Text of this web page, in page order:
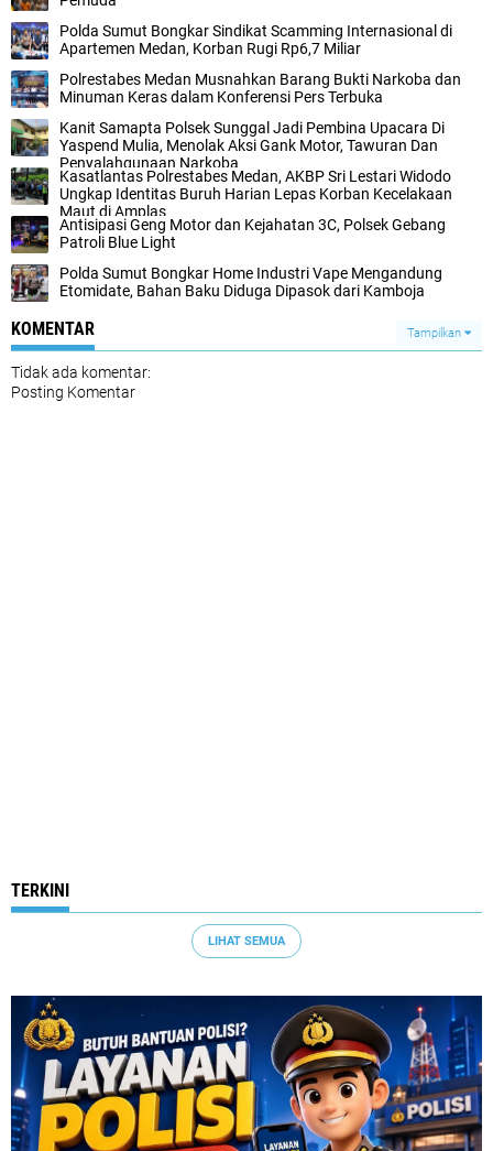
Polda Sumut Bongkar Sindikat Scamming Internasional di
Apartemen Medan, Korban Rugi Rp6,7 Miliar
Polrestabes Medan Musnahkan Barang Bukti Narkoba dan
Minuman Keras dalam Konferensi Pers Terbuka
Kanit Samapta Polsek Sunggal Jadi Pembina Upacara Di
Yaspend Mulia, Menolak Aksi Gank Motor, Tawuran Dan
Penyalahgunaan Narkoba
Kasatlantas Polrestabes Medan, AKBP Sri Lestari Widodo
Ungkap Identitas Buruh Harian Lepas Korban Kecelakaan
Maut di Amplas‎
Antisipasi Geng Motor dan Kejahatan 3C, Polsek Gebang
Patroli Blue Light
Polda Sumut Bongkar Home Industri Vape Mengandung
Etomidate, Bahan Baku Diduga Dipasok dari Kamboja
KOMENTAR Tampilkan
Tidak ada komentar:
Posting Komentar
TERKINI
LIHAT SEMUA